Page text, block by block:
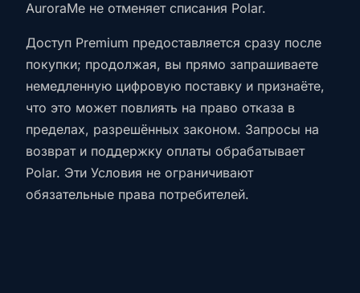
AuroraMe не отменяет списания Polar.
Доступ Premium предоставляется сразу после
покупки; продолжая, вы прямо запрашиваете
немедленную цифровую поставку и признаёте,
что это может повлиять на право отказа в
пределах, разрешённых законом. Запросы на
возврат и поддержку оплаты обрабатывает
Polar. Эти Условия не ограничивают
обязательные права потребителей.